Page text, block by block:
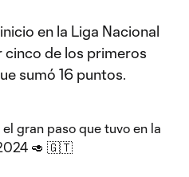
en la Liga Nacional
cinco de los primeros
sumó 16 puntos.
gran paso que tuvo en la
🥑 🇬🇹